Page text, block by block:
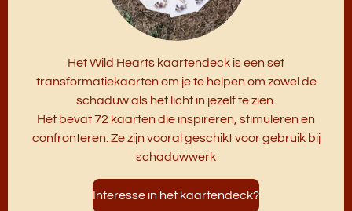
Het Wild Hearts kaartendeck is een set
transformatiekaarten om je te helpen om zowel de
schaduw als het licht in jezelf te zien.
Het bevat 72 kaarten die inspireren, stimuleren en
confronteren. Ze zijn vooral geschikt voor gebruik bij
schaduwwerk
Interesse in het kaartendeck?